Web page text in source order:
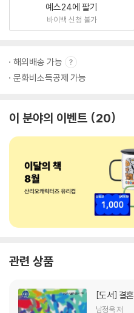
예스24에 팔기
바이백 신청 불가
해외배송 가능
문화비소득공제 가능
이 분야의 이벤트 20
관련 상품
[도서] 결혼
남정욱 저